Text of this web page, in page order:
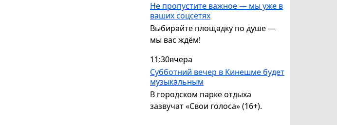
Не пропустите важное — мы уже в
ваших соцсетях
Выбирайте площадку по душе —
мы вас ждём!
11:30вчера
Субботний вечер в Кинешме будет
музыкальным
В городском парке отдыха
зазвучат «Свои голоса» (16+).